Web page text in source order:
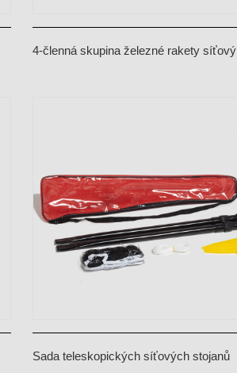
4-členná skupina železné rakety síťový
Sada teleskopických síťových stojanů